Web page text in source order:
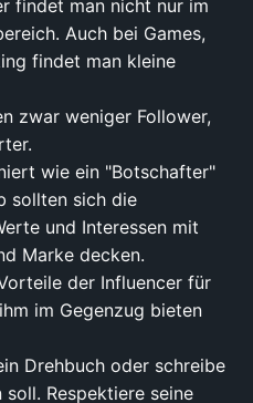
findet man nicht nur im
Auch bei Games,
findet man kleine
zwar weniger Follower,
wie ein "Botschafter"
sollten sich die
und Interessen mit
Marke decken.
der Influencer für
im Gegenzug bieten
Drehbuch oder schreibe
Respektiere seine